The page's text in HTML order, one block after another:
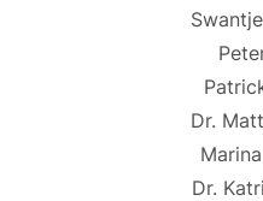
Dr.
Dr.